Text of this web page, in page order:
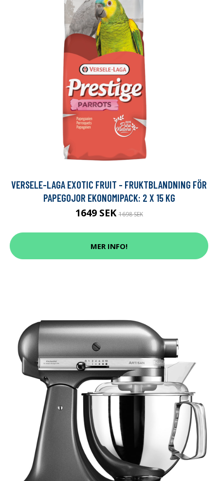
VERSELE-LAGA EXOTIC FRUIT - FRUKTBLANDNING FÖR
PAPEGOJOR EKONOMIPACK: 2 X 15 KG
1649 SEK1698 SEK
MER INFO!